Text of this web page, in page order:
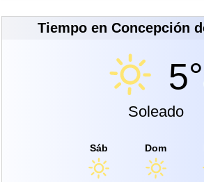
Tiempo en Concepción
5°
Soleado
Sáb Dom